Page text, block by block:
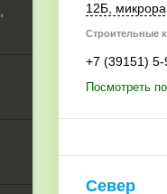
12Б,
Строительные
+7 (39151) 5-
Посмотреть
Север